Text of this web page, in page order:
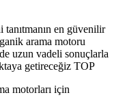
tanıtmanın en güvenilir
arama motoru
uzun vadeli sonuçlarla
getireceğiz TOP
motorları için